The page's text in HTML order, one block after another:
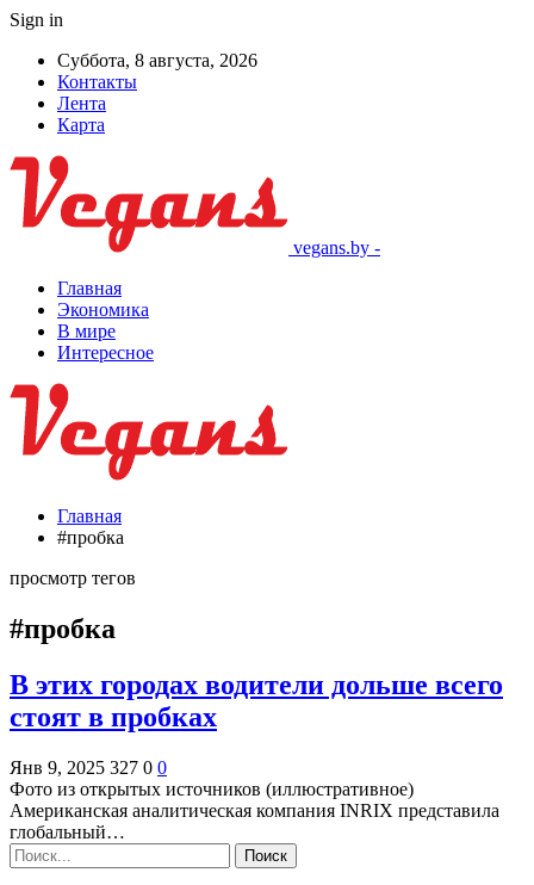
Sign in
Суббота, 8 августа, 2026
Контакты
Лента
Карта
vegans.by -
Главная
Экономика
В мире
Интересное
Главная
#пробка
просмотр тегов
#пробка
В этих городах водители дольше всего
стоят в пробках
Янв 9, 2025 327 0 0
Фото из открытых источников (иллюстративное)
Американская аналитическая компания INRIX представила
глобальный…